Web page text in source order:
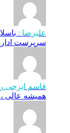
علیرضا :
سرپرست
قاسم ایرجی
همیشه عالی